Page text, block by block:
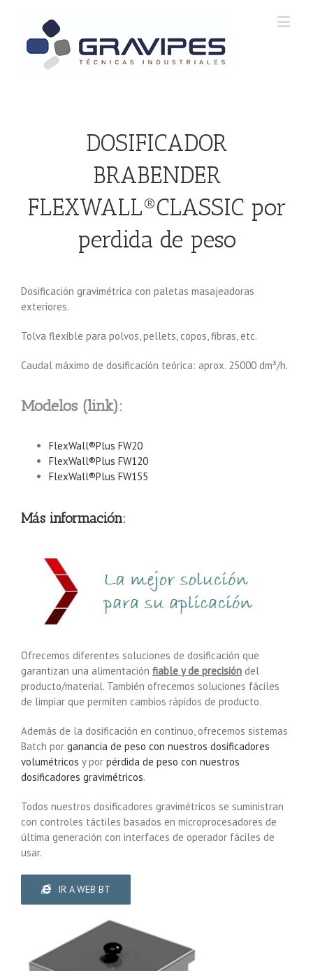
DOSIFICADOR
BRABENDER
FLEXWALL®CLASSIC por
perdida de peso
Dosificación gravimétrica con paletas masajeadoras
exteriores.
Tolva flexible para polvos, pellets, copos, fibras, etc.
Caudal máximo de dosificación teórica: aprox. 25000 dm³/h.
Modelos (link):
FlexWall®Plus FW20
FlexWall®Plus FW120
FlexWall®Plus FW155
Más información:
Ofrecemos diferentes soluciones de dosificación que
garantizan una alimentación fiable y de precisión del
producto/material. También ofrecemos soluciones fáciles
de limpiar que permiten cambios rápidos de producto.
Además de la dosificación en continuo, ofrecemos sistemas
Batch por ganancia de peso con nuestros dosificadores
volumétricos y por pérdida de peso con nuestros
dosificadores gravimétricos.
Todos nuestros dosificadores gravimétricos se suministran
con controles táctiles basados en microprocesadores de
última generación con interfaces de operador fáciles de
usar.
IR A WEB BT